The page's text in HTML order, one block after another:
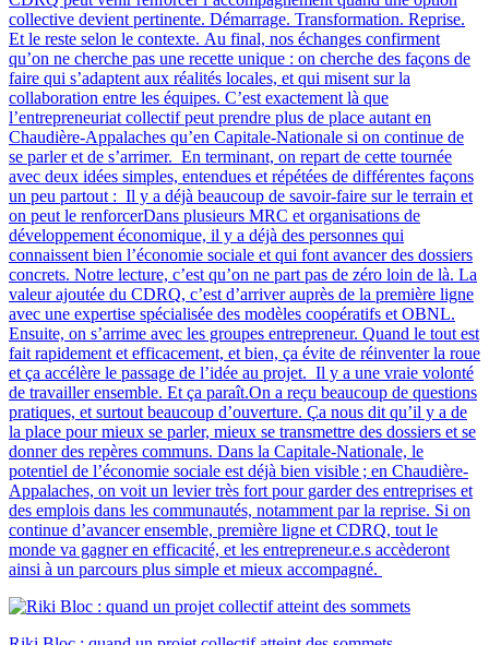
collective devient pertinente. Démarrage. Transformation. Reprise.
Et le reste selon le contexte. Au final, nos échanges confirment
qu’on ne cherche pas une recette unique : on cherche des façons de
faire qui s’adaptent aux réalités locales, et qui misent sur la
collaboration entre les équipes. C’est exactement là que
l’entrepreneuriat collectif peut prendre plus de place autant en
Chaudière-Appalaches qu’en Capitale-Nationale si on continue de
se parler et de s’arrimer. En terminant, on repart de cette tournée
avec deux idées simples, entendues et répétées de différentes façons
un peu partout : Il y a déjà beaucoup de savoir-faire sur le terrain et
on peut le renforcerDans plusieurs MRC et organisations de
développement économique, il y a déjà des personnes qui
connaissent bien l’économie sociale et qui font avancer des dossiers
concrets. Notre lecture, c’est qu’on ne part pas de zéro loin de là. La
valeur ajoutée du CDRQ, c’est d’arriver auprès de la première ligne
avec une expertise spécialisée des modèles coopératifs et OBNL.
Ensuite, on s’arrime avec les groupes entrepreneur. Quand le tout est
fait rapidement et efficacement, et bien, ça évite de réinventer la roue
et ça accélère le passage de l’idée au projet. Il y a une vraie volonté
de travailler ensemble. Et ça paraît.On a reçu beaucoup de questions
pratiques, et surtout beaucoup d’ouverture. Ça nous dit qu’il y a de
la place pour mieux se parler, mieux se transmettre des dossiers et se
donner des repères communs. Dans la Capitale-Nationale, le
potentiel de l’économie sociale est déjà bien visible ; en Chaudière-
Appalaches, on voit un levier très fort pour garder des entreprises et
des emplois dans les communautés, notamment par la reprise. Si on
continue d’avancer ensemble, première ligne et CDRQ, tout le
monde va gagner en efficacité, et les entrepreneur.e.s accèderont
ainsi à un parcours plus simple et mieux accompagné.